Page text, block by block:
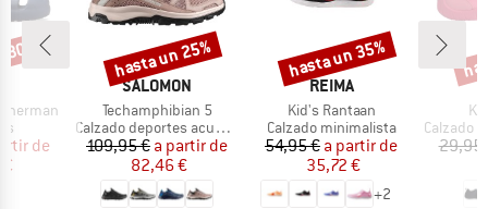
reducido
de
MARCA
SALOMON
Artículo
Techamphibian 5
Product group
Calzado deportes acuáticos
Precio
109,95 € Precio reducido
a partir de
82,46 €
Descuento
hasta un 25%
MARCA
REIMA
Artículo
Kid's Rantaan
Product group
Calzado minimalista
Precio
54,95 € Precio reducido
a partir de
35,72 €
+2
Descuento
hasta un 35%
Product
Calzado
29,95